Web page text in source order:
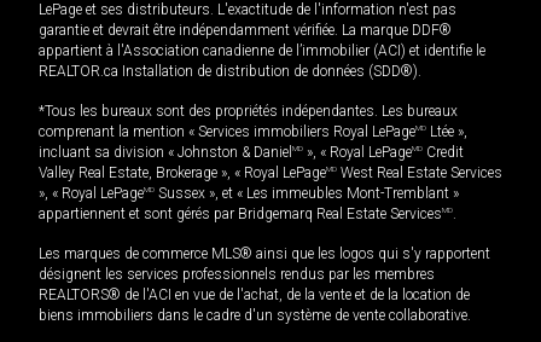
LePage et ses distributeurs. L'exactitude de l'information n'est pas
garantie et devrait être indépendamment vérifiée. La marque DDF®
appartient à l'Association canadienne de l’immobilier (ACI) et identifie le
REALTOR.ca Installation de distribution de données (SDD®).
*Tous les bureaux sont des propriétés indépendantes. Les bureaux
comprenant la mention « Services immobiliers Royal LePageMD Ltée »,
incluant sa division « Johnston & Daniel MD », « Royal LePageMD Credit
Valley Real Estate, Brokerage », « Royal LePageMD West Real Estate Services
», « Royal LePageMD Sussex », et « Les immeubles Mont-Tremblant »
appartiennent et sont gérés par Bridgemarq Real Estate ServicesMD.
Les marques de commerce MLS® ainsi que les logos qui s'y rapportent
désignent les services professionnels rendus par les membres
REALTORS® de l'ACI en vue de l'achat, de la vente et de la location de
biens immobiliers dans le cadre d'un système de vente collaborative.